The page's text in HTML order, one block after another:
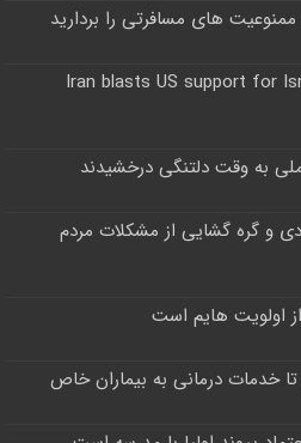
های مسافرتی را بردارید
Iran blasts US support for
ملی به وقت دلتنگی درخشیدند
و گره گشایی از مشکلات مردم
اولویت هایم است
خدمات درمانی به بیماران خاص